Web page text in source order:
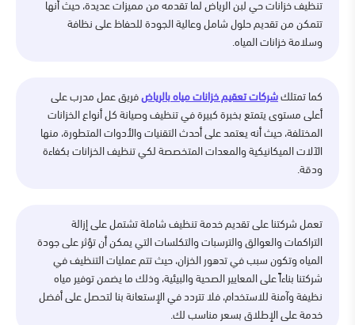
تنظيف خزانات حي لبن الرياض لما تقدمه من مميزات عديدة، حيث أنها
تتمكن من تقديم حلول شامل وعالية الجودة للحفاظ على نظافة
وسلامة خزانات المياه.
كما تمتلكشركات تعقيم خزانات مياه بالرياضفريق عمل مدرب على
أعلى مستوى يتمتع بخبرة كبيرة في تنظيف وصيانة كل أنواع الخزانات
المختلفة، حيث أنه يعتمد على أحدث التقنيات والأدوات المتطورة، منها
الآلات الميكانيكية والمعدات المتخصصة لكي تنظيف الخزانات بكفاءة
ودقة.
تعمل شركتنا على تقديم خدمة تنظيف شاملة تشتمل على إزالة
التراكمات والعوالق والترسبات والتكلسات التي يمكن أن تؤثر على جودة
المياه وتكون سبب في تدهور الخزان، حيث تتم عمليات التنظيف في
شركتنا بناءاً على المعايير الصحية والبيئية، وذلك ما يضمن توفير مياه
نظيفة وآمنة للاستخدام، فلا تتردد في الإستعانة بنا لتحصل على أفضل
خدمة على الإطلاق بسعر مناسب لك.